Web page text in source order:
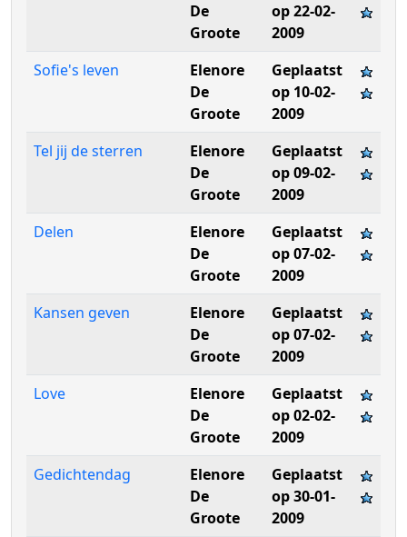
De
Groote
op 22-02-
2009
Sofie's leven
Elenore
De
Groote
Geplaatst
op 10-02-
2009
Tel jij de sterren
Elenore
De
Groote
Geplaatst
op 09-02-
2009
Delen
Elenore
De
Groote
Geplaatst
op 07-02-
2009
Kansen geven
Elenore
De
Groote
Geplaatst
op 07-02-
2009
Love
Elenore
De
Groote
Geplaatst
op 02-02-
2009
Gedichtendag
Elenore
De
Groote
Geplaatst
op 30-01-
2009